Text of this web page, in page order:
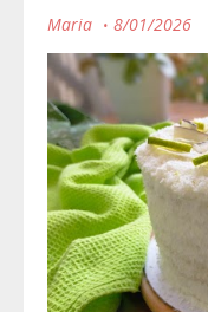
Maria 8/01/2026